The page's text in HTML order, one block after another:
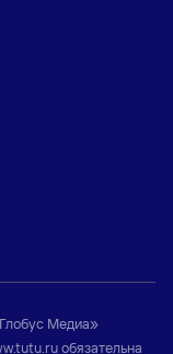
Медиа»
обязательна